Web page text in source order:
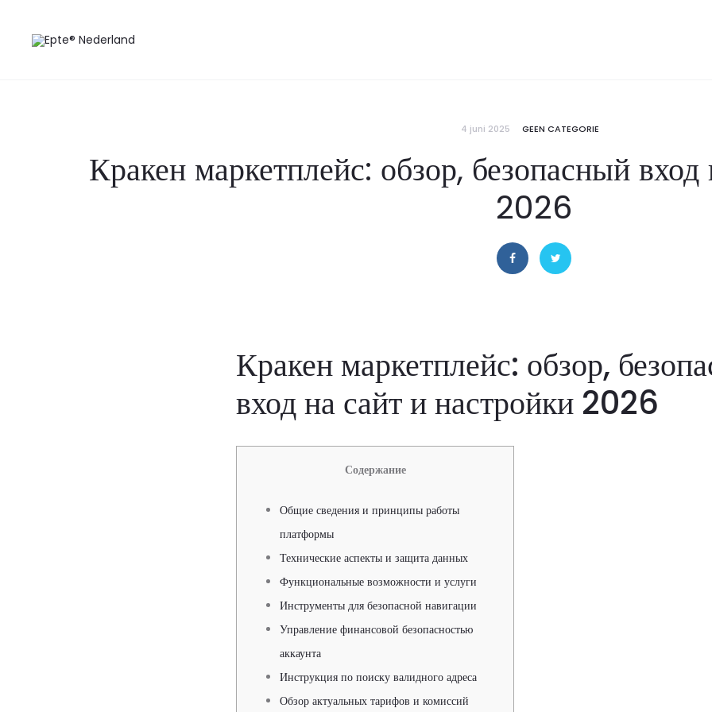
4 juni 2025 GEEN CATEGORIE
Кракен маркетплейс: обзор, безопасный
2026
Кракен маркетплейс: обзор,
вход на сайт и настройки 2026
Содержание
Общие сведения и принципы работы
платформы
Технические аспекты и защита данных
Функциональные возможности и услуги
Инструменты для безопасной навигации
Управление финансовой безопасностью
аккаунта
Инструкция по поиску валидного адреса
Обзор актуальных тарифов и комиссий